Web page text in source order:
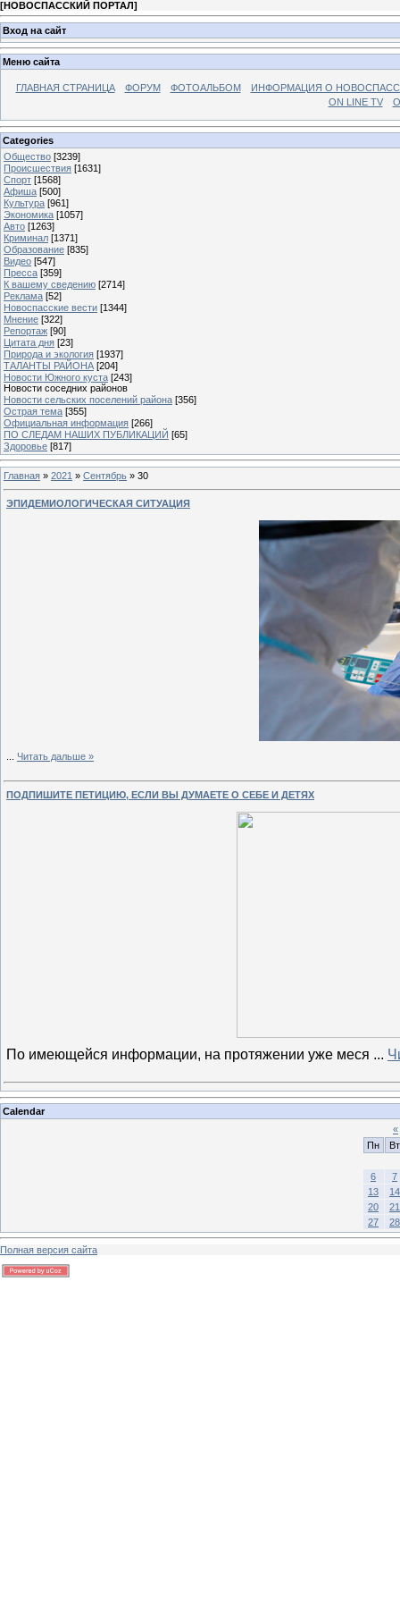
[НОВОСПАССКИЙ ПОРТАЛ]
Вход на сайт
Меню сайта
ГЛАВНАЯ СТРАНИЦА ФОРУМ ФОТОАЛЬБОМ
ИНФОРМАЦИЯ О
ON LINE TV
Categories
Общество [3239]
Происшествия [1631]
Спорт [1568]
Афиша [500]
Культура [961]
Экономика [1057]
Авто [1263]
Криминал [1371]
Образование [835]
Видео [547]
Пресса [359]
К вашему сведению [2714]
Реклама [52]
Новоспасские вести [1344]
Мнение [322]
Репортаж [90]
Цитата дня [23]
Природа и экология [1937]
ТАЛАНТЫ РАЙОНА [204]
Новости Южного куста [243]
Новости соседних районов
Новости сельских поселений района [356]
Острая тема [355]
Официальная информация [266]
ПО СЛЕДАМ НАШИХ ПУБЛИКАЦИЙ [65]
Здоровье [817]
Главная » 2021 » Сентябрь » 30
ЭПИДЕМИОЛОГИЧЕСКАЯ СИТУАЦИЯ
Читать дальше »
ПОДПИШИТЕ ПЕТИЦИЮ, ЕСЛИ ВЫ ДУМАЕТЕ О СЕБЕ И ДЕТЯХ
По имеющейся информации, на протяжении уже меся ...
Calendar
«
Пн
Вт
6
7
13
14
20
21
27
28
Полная версия сайта